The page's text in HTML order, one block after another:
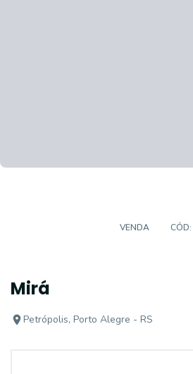
VENDA CÓD:
Mirá
Petrópolis, Porto Alegre - RS